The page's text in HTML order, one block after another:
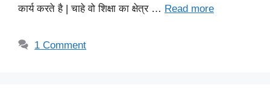
कार्य करते है | चाहे वो शिक्षा का क्षेत्र … Read more
1 Comment